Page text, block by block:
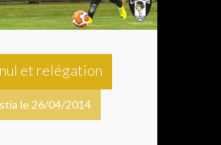
et relégation
le 26/04/2014